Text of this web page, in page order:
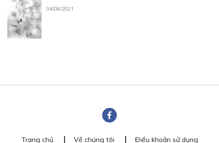
04/08/2021
Trang chủ Về chúng tôi Điều khoản sử dụng